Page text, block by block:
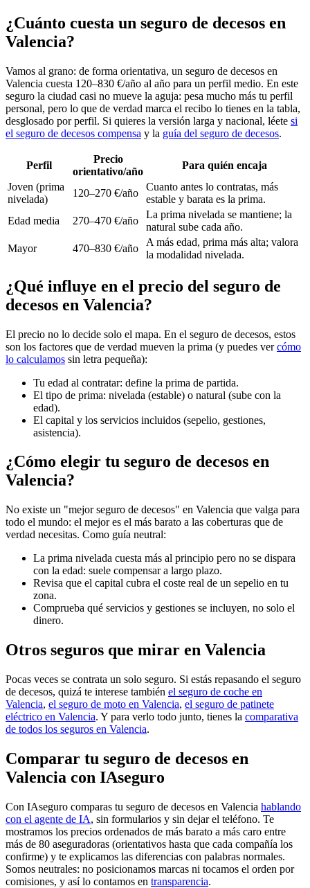
¿Cuánto cuesta un seguro de decesos en
Valencia?
Vamos al grano: de forma orientativa, un seguro de decesos en
Valencia cuesta 120–830 €/año al año para un perfil medio. En este
seguro la ciudad casi no mueve la aguja: pesa mucho más tu perfil
personal, pero lo que de verdad marca el recibo lo tienes en la tabla,
desglosado por perfil. Si quieres la versión larga y nacional, léete si
el seguro de decesos compensa y la guía del seguro de decesos.
Perfil
Precio
orientativo/año
Para quién encaja
Joven (prima
nivelada)
120–270 €/año
Cuanto antes lo contratas, más
estable y barata es la prima.
Edad media
270–470 €/año
La prima nivelada se mantiene; la
natural sube cada año.
Mayor
470–830 €/año
A más edad, prima más alta; valora
la modalidad nivelada.
¿Qué influye en el precio del seguro de
decesos en Valencia?
El precio no lo decide solo el mapa. En el seguro de decesos, estos
son los factores que de verdad mueven la prima (y puedes vercómo
lo calculamos sin letra pequeña):
Tu edad al contratar: define la prima de partida.
El tipo de prima: nivelada (estable) o natural (sube con la
edad).
El capital y los servicios incluidos (sepelio, gestiones,
asistencia).
¿Cómo elegir tu seguro de decesos en
Valencia?
No existe un "mejor seguro de decesos" en Valencia que valga para
todo el mundo: el mejor es el más barato a las coberturas que de
verdad necesitas. Como guía neutral:
La prima nivelada cuesta más al principio pero no se dispara
con la edad: suele compensar a largo plazo.
Revisa que el capital cubra el coste real de un sepelio en tu
zona.
Comprueba qué servicios y gestiones se incluyen, no solo el
dinero.
Otros seguros que mirar en Valencia
Pocas veces se contrata un solo seguro. Si estás repasando el seguro
de decesos, quizá te interese también el seguro de coche en
Valencia, el seguro de moto en Valencia, el seguro de patinete
eléctrico en Valencia. Y para verlo todo junto, tienes la comparativa
de todos los seguros en Valencia.
Comparar tu seguro de decesos en
Valencia con IAseguro
Con IAseguro comparas tu seguro de decesos en Valencia hablando
con el agente de IA, sin formularios y sin dejar el teléfono. Te
mostramos los precios ordenados de más barato a más caro entre
más de 80 aseguradoras (orientativos hasta que cada compañía los
confirme) y te explicamos las diferencias con palabras normales.
Somos neutrales: no posicionamos marcas ni tocamos el orden por
comisiones, y así lo contamos en transparencia.